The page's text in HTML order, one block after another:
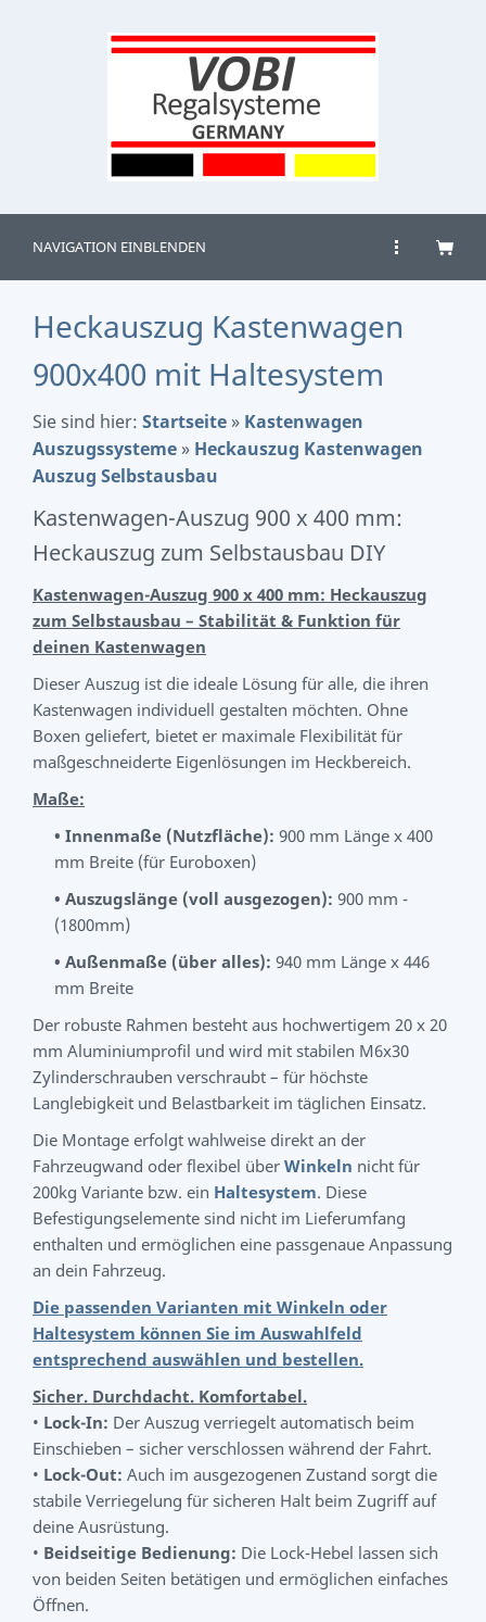
NAVIGATION EINBLENDEN
Heckauszug Kastenwagen
900x400 mit Haltesystem
Sie sind hier: Startseite » Kastenwagen
Auszugssysteme » Heckauszug Kastenwagen
Auszug Selbstausbau
Kastenwagen-Auszug 900 x 400 mm:
Heckauszug zum Selbstausbau DIY
Kastenwagen-Auszug 900 x 400 mm: Heckauszug
zum Selbstausbau – Stabilität & Funktion für
deinen Kastenwagen
Dieser Auszug ist die ideale Lösung für alle, die ihren
Kastenwagen individuell gestalten möchten. Ohne
Boxen geliefert, bietet er maximale Flexibilität für
maßgeschneiderte Eigenlösungen im Heckbereich.
Maße:
• Innenmaße (Nutzfläche): 900 mm Länge x 400
mm Breite (für Euroboxen)
• Auszugslänge (voll ausgezogen): 900 mm -
(1800mm)
• Außenmaße (über alles): 940 mm Länge x 446
mm Breite
Der robuste Rahmen besteht aus hochwertigem 20 x 20
mm Aluminiumprofil und wird mit stabilen M6x30
Zylinderschrauben verschraubt – für höchste
Langlebigkeit und Belastbarkeit im täglichen Einsatz.
Die Montage erfolgt wahlweise direkt an der
Fahrzeugwand oder flexibel über Winkeln nicht für
200kg Variante bzw. ein Haltesystem. Diese
Befestigungselemente sind nicht im Lieferumfang
enthalten und ermöglichen eine passgenaue Anpassung
an dein Fahrzeug.
Die passenden Varianten mit Winkeln oder
Haltesystem können Sie im Auswahlfeld
entsprechend auswählen und bestellen.
Sicher. Durchdacht. Komfortabel.
• Lock-In: Der Auszug verriegelt automatisch beim
Einschieben – sicher verschlossen während der Fahrt.
• Lock-Out: Auch im ausgezogenen Zustand sorgt die
stabile Verriegelung für sicheren Halt beim Zugriff auf
deine Ausrüstung.
• Beidseitige Bedienung: Die Lock-Hebel lassen sich
von beiden Seiten betätigen und ermöglichen einfaches
Öffnen.